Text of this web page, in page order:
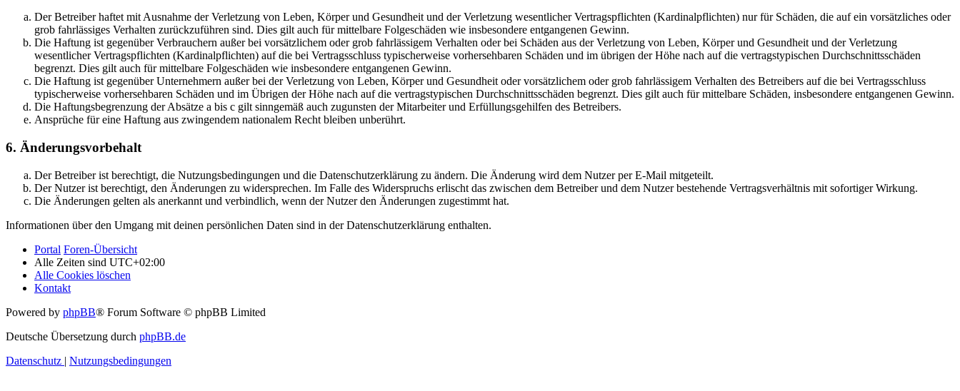
Der Betreiber haftet mit Ausnahme der Verletzung von Leben, Körper und Gesundheit und der Verletzung wesentlicher Vertragspflichten (Kardinalpflichten) nur für Schäden, die auf ein vorsätzliches oder
grob fahrlässiges Verhalten zurückzuführen sind. Dies gilt auch für mittelbare Folgeschäden wie insbesondere entgangenen Gewinn.
Die Haftung ist gegenüber Verbrauchern außer bei vorsätzlichem oder grob fahrlässigem Verhalten oder bei Schäden aus der Verletzung von Leben, Körper und Gesundheit und der Verletzung
wesentlicher Vertragspflichten (Kardinalpflichten) auf die bei Vertragsschluss typischerweise vorhersehbaren Schäden und im übrigen der Höhe nach auf die vertragstypischen Durchschnittsschäden
begrenzt. Dies gilt auch für mittelbare Folgeschäden wie insbesondere entgangenen Gewinn.
Die Haftung ist gegenüber Unternehmern außer bei der Verletzung von Leben, Körper und Gesundheit oder vorsätzlichem oder grob fahrlässigem Verhalten des Betreibers auf die bei Vertragsschluss
typischerweise vorhersehbaren Schäden und im Übrigen der Höhe nach auf die vertragstypischen Durchschnittsschäden begrenzt. Dies gilt auch für mittelbare Schäden, insbesondere entgangenen Gewinn.
Die Haftungsbegrenzung der Absätze a bis c gilt sinngemäß auch zugunsten der Mitarbeiter und Erfüllungsgehilfen des Betreibers.
Ansprüche für eine Haftung aus zwingendem nationalem Recht bleiben unberührt.
6. Änderungsvorbehalt
Der Betreiber ist berechtigt, die Nutzungsbedingungen und die Datenschutzerklärung zu ändern. Die Änderung wird dem Nutzer per E-Mail mitgeteilt.
Der Nutzer ist berechtigt, den Änderungen zu widersprechen. Im Falle des Widerspruchs erlischt das zwischen dem Betreiber und dem Nutzer bestehende Vertragsverhältnis mit sofortiger Wirkung.
Die Änderungen gelten als anerkannt und verbindlich, wenn der Nutzer den Änderungen zugestimmt hat.
Informationen über den Umgang mit deinen persönlichen Daten sind in der Datenschutzerklärung enthalten.
Portal Foren-Übersicht
Alle Zeiten sind UTC+02:00
Alle Cookies löschen
Kontakt
Powered by phpBB® Forum Software © phpBB Limited
Deutsche Übersetzung durch phpBB.de
Datenschutz | Nutzungsbedingungen